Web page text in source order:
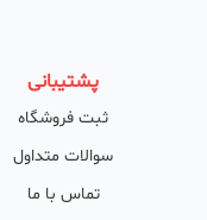
پشتیبانی
ثبت فروشگاه
سوالات متداول
تماس با ما